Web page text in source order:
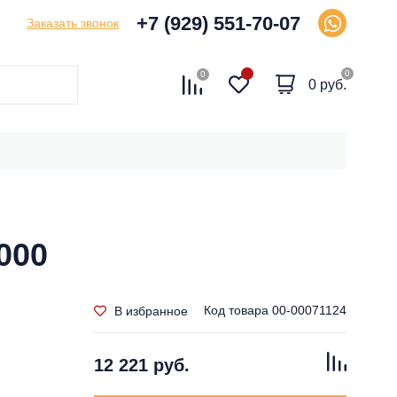
Заказать звонок +7 (929) 551-70-07
0 0
0 руб.
В избранное Код товара 00-00071124
12 221 руб.